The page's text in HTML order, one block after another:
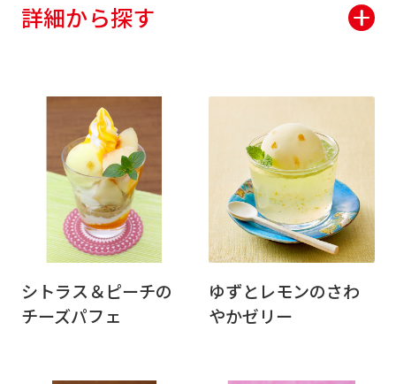
詳細から探す
シトラス＆ピーチの
チーズパフェ
ゆずとレモンのさわ
やかゼリー